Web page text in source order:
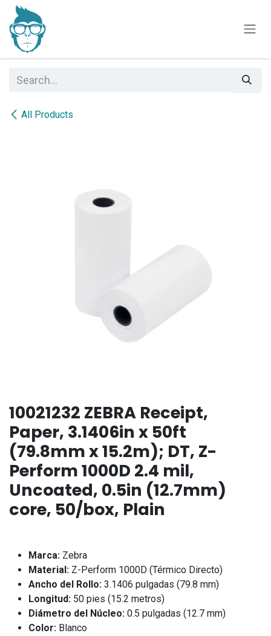
Skip to Content
All Products
10021232 ZEBRA Receipt,
Paper, 3.1406in x 50ft
(79.8mm x 15.2m); DT, Z-
Perform 1000D 2.4 mil,
Uncoated, 0.5in (12.7mm)
core, 50/box, Plain
Marca: Zebra
Material: Z-Perform 1000D (Térmico Directo)
Ancho del Rollo: 3.1406 pulgadas (79.8 mm)
Longitud: 50 pies (15.2 metros)
Diámetro del Núcleo: 0.5 pulgadas (12.7 mm)
Color: Blanco